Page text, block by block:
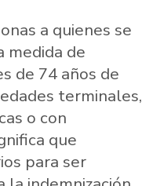
a quienes se
medida de
de 74 años de
terminales,
o con
que
para ser